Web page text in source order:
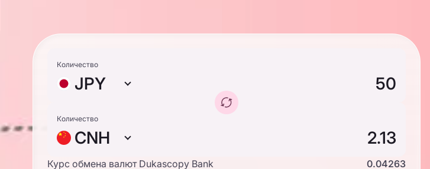
Количество
JPY
Количество
CNH
Курс обмена валют Dukascopy Bank
0.04263